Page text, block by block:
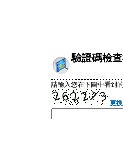
驗證碼檢
請輸入您在下圖中看到
更